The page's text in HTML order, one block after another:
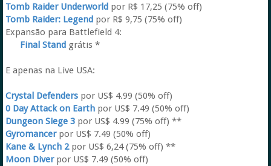
Tomb Raider Underworldpor R$ 17,25 (75% off)
Tomb Raider: Legendpor R$ 9,75 (75% off)
Expansão para Battlefield 4:
Final Standgrátis *
E apenas na Live USA:
Crystal Defenderspor US$ 4.99 (50% off)
0 Day Attack on Earthpor US$ 7.49 (50% off)
Dungeon Siege 3por US$ 4.99 (75% off) **
Gyromancer por US$ 7.49 (50% off)
Kane & Lynch 2por US$ 6,24 (75% off) **
Moon Diver por US$ 7.49 (50% off)